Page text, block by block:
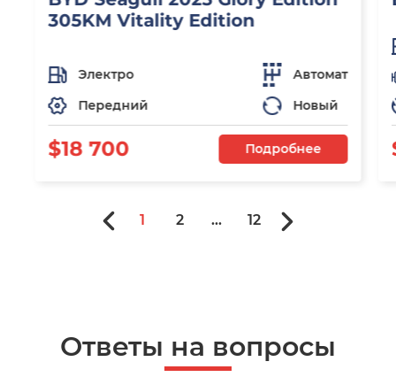
305KM Vitality Edition
Электро
Автомат
Передний
Новый
$18 700 Подробнее
1 2 ... 12
Ответы на вопросы